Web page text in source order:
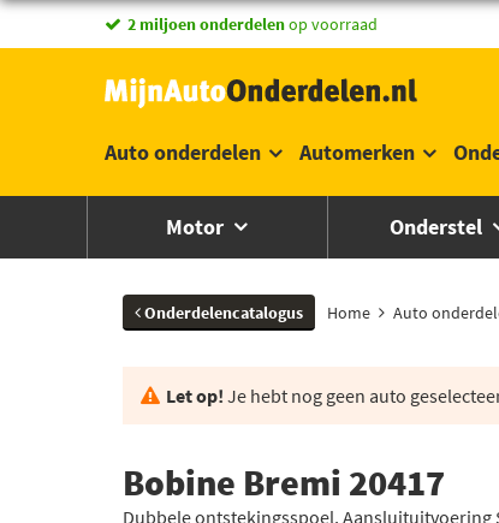
vandaag besteld,morgen in huis *
2 miljoen onderdelenop voorraad
Auto onderdelen Automerken
Motor Onderstel
Onderdelencatalogus Home Auto
Let op! Je hebt nog geen auto
Bobine Bremi 20417
Dubbele ontstekingsspoel, Aansluituitvoering